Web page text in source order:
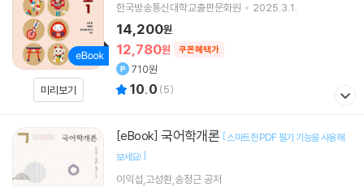
미리보기
한국방송통신대학교출판문화원
2025.3.1.
12,780원 쿠폰혜택가
14,200원
710원
10.0 (5)
[eBook] 국어학개론 [스마트한 PDF 필기 기능을 사용해
보세요! ]
이익섭,고성환,송정근 공저